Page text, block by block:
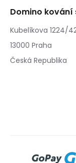
Domino kování
Kubelíkova 1224/
13000 Praha
Česká Republika